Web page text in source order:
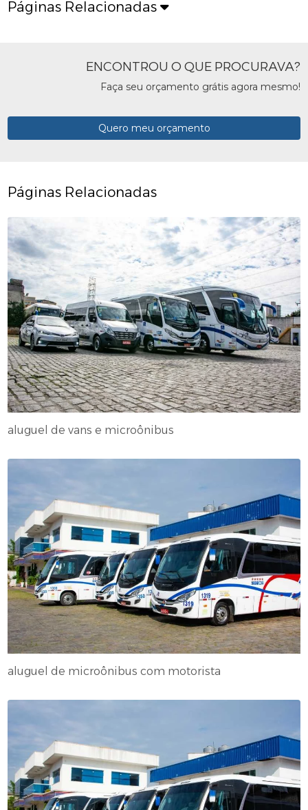
Páginas Relacionadas
ENCONTROU O QUE PROCURAVA?
Faça seu orçamento grátis agora mesmo!
Quero meu orçamento
Páginas Relacionadas
aluguel de vans e microônibus
aluguel de microônibus com motorista